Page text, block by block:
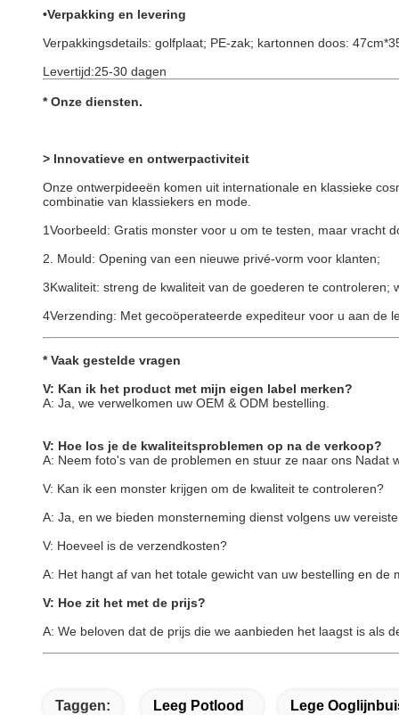
•Verpakking en levering
Verpakkingsdetails: golfplaat; PE-zak; kartonnen doos:
Levertijd:25-30 dagen
* Onze diensten.
> Innovatieve en ontwerpactiviteit
Onze ontwerpideeën komen uit internationale en klassieke
combinatie van klassiekers en mode.
1Voorbeeld: Gratis monster voor u om te testen, maar vracht
2. Mould: Opening van een nieuwe privé-vorm voor klanten;
3Kwaliteit: streng de kwaliteit van de goederen te
4Verzending: Met gecoöperateerde expediteur voor u aan de
* Vaak gestelde vragen
V: Kan ik het product met mijn eigen label merken?
A: Ja, we verwelkomen uw OEM & ODM bestelling.
V: Hoe los je de kwaliteitsproblemen op na de verkoop?
A: Neem foto's van de problemen en stuur ze naar ons
V: Kan ik een monster krijgen om de kwaliteit te controleren?
A: Ja, en we bieden monsterneming dienst volgens uw
V: Hoeveel is de verzendkosten?
A: Het hangt af van het totale gewicht van uw bestelling en
V: Hoe zit het met de prijs?
A: We beloven dat de prijs die we aanbieden het laagst is als
Taggen: Leeg Potlood Lege